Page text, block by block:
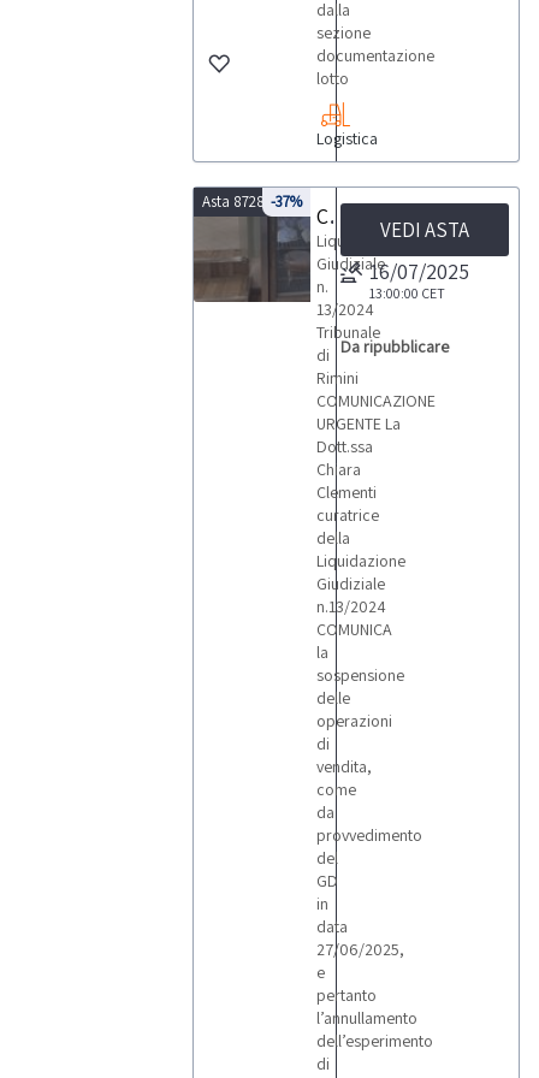
dalla
sezione
documentazione
lotto
Logistica
Asta 8728 -37%
Cessione d’azienda attività di commercio al dettaglio prodotti alimentari
Liquidazione
Giudiziale
n.
13/2024
Tribunale
di
Rimini
COMUNICAZIONE
URGENTE La
Dott.ssa
Chiara
Clementi
curatrice
della
Liquidazione
Giudiziale
n.13/2024
COMUNICA
la
sospensione
delle
operazioni
di
vendita,
come
da
provvedimento
del
GD
in
data
27/06/2025,
e
pertanto
l’annullamento
dell’esperimento
di
VEDI ASTA
16/07/2025
13:00:00 CET
Da ripubblicare